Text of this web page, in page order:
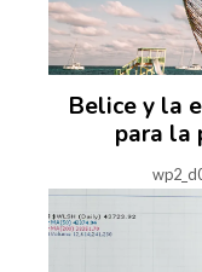
Belice y la
para la